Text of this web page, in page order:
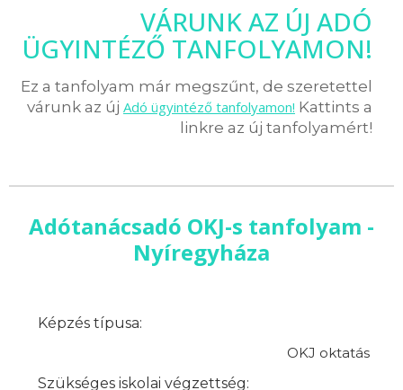
VÁRUNK AZ ÚJ ADÓ
ÜGYINTÉZŐ TANFOLYAMON!
Ez a tanfolyam már megszűnt, de szeretettel
várunk az új Adó ügyintéző tanfolyamon! Kattints a
linkre az új tanfolyamért!
Adótanácsadó OKJ-s tanfolyam -
Nyíregyháza
Képzés típusa:
OKJ oktatás
Szükséges iskolai végzettség: